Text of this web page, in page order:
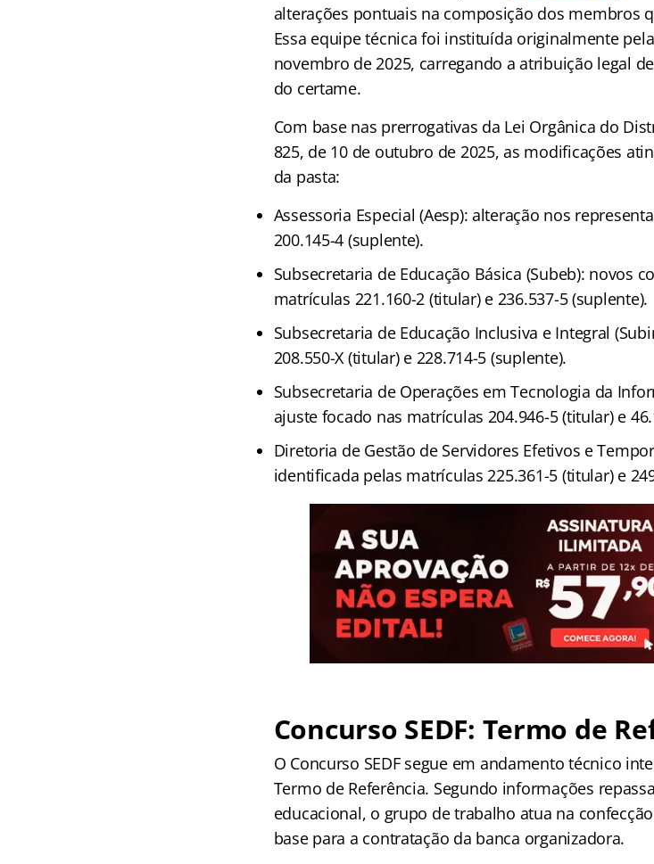
alterações pontuais na composição dos membros
Essa equipe técnica foi instituída originalmente
novembro de 2025, carregando a atribuição legal
do certame.
Com base nas prerrogativas da Lei Orgânica do
825, de 10 de outubro de 2025, as modificações
da pasta:
Assessoria Especial (Aesp): alteração nos
200.145-4 (suplente).
Subsecretaria de Educação Básica (Subeb): novos
matrículas 221.160-2 (titular) e 236.537-5 (suplente).
Subsecretaria de Educação Inclusiva e Integral
208.550-X (titular) e 228.714-5 (suplente).
Subsecretaria de Operações em Tecnologia da
ajuste focado nas matrículas 204.946-5 (titular) e
Diretoria de Gestão de Servidores Efetivos e
identificada pelas matrículas 225.361-5 (titular) e
Concurso SEDF: Termo de
O Concurso SEDF segue em andamento técnico
Termo de Referência. Segundo informações
educacional, o grupo de trabalho atua na
base para a contratação da banca organizadora.